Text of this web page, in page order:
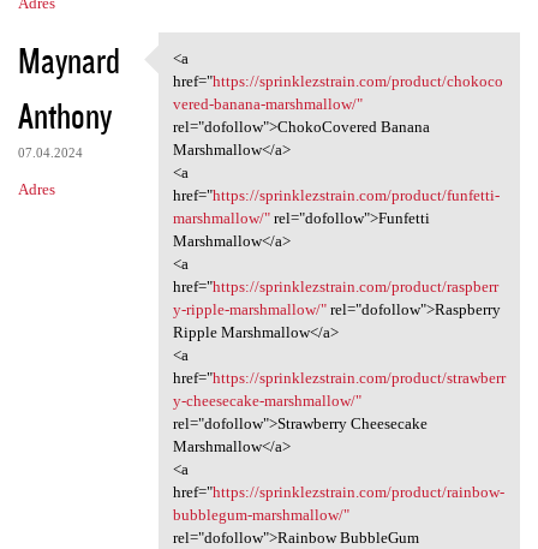
Maynard
Anthony
07.04.2024
Adres
<a href="https:/
<a
href="https://sprinklezstrain.com/product/chokoco
vered-banana-marshmallow/"
rel="dofollow">ChokoCovered Banana
Marshmallow</a>
<a
href="https://sprinklezstrain.com/product/funfetti-
marshmallow/"rel="dofollow">Funfetti
Marshmallow</a>
<a
href="https://sprinklezstrain.com/product/raspberr
y-ripple-marshmallow/"rel="dofollow">Raspberry
Ripple Marshmallow</a>
<a
href="https://sprinklezstrain.com/product/strawberr
y-cheesecake-marshmallow/"
rel="dofollow">Strawberry Cheesecake
Marshmallow</a>
<a
href="https://sprinklezstrain.com/product/rainbow-
bubblegum-marshmallow/"
rel="dofollow">Rainbow BubbleGum